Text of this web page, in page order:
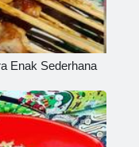
Enak Sederhana